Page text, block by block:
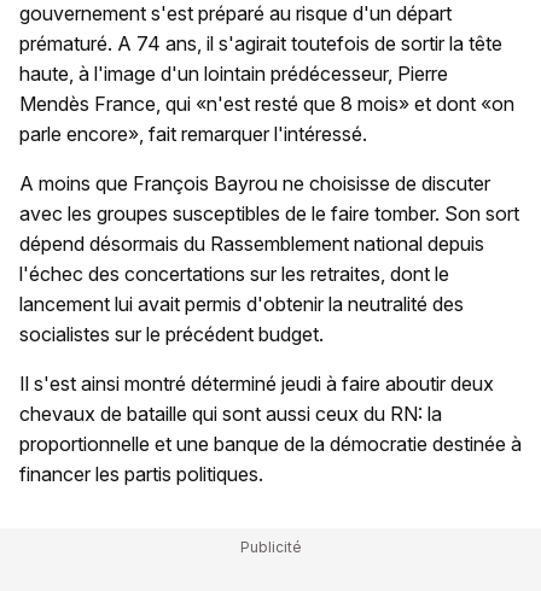
gouvernement s'est préparé au risque d'un départ
prématuré. A 74 ans, il s'agirait toutefois de sortir la tête
haute, à l'image d'un lointain prédécesseur, Pierre
Mendès France, qui «n'est resté que 8 mois» et dont «on
parle encore», fait remarquer l'intéressé.
A moins que François Bayrou ne choisisse de discuter
avec les groupes susceptibles de le faire tomber. Son sort
dépend désormais du Rassemblement national depuis
l'échec des concertations sur les retraites, dont le
lancement lui avait permis d'obtenir la neutralité des
socialistes sur le précédent budget.
Il s'est ainsi montré déterminé jeudi à faire aboutir deux
chevaux de bataille qui sont aussi ceux du RN: la
proportionnelle et une banque de la démocratie destinée à
financer les partis politiques.